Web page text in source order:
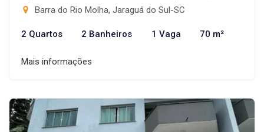
Barra do Rio Molha, Jaraguá do Sul-SC
2 Quartos 2 Banheiros 1 Vaga 70 m²
Mais informações